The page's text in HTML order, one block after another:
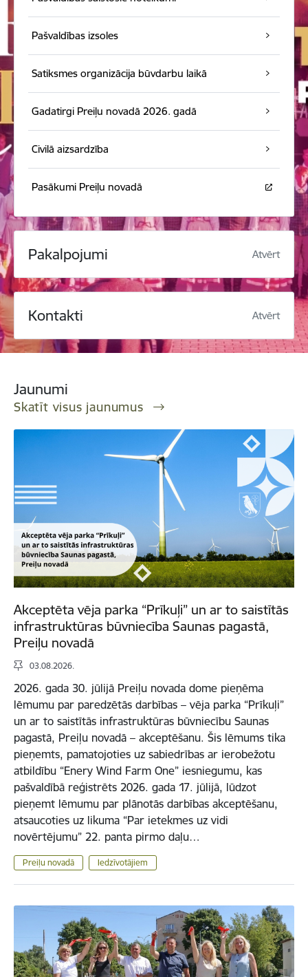
Pašvaldības izsoles
Satiksmes organizācija būvdarbu laikā
Gadatirgi Preiļu novadā 2026. gadā
Civilā aizsardzība
Pasākumi Preiļu novadā
Pakalpojumi Atvērt
Kontakti Atvērt
Jaunumi
Skatīt visus jaunumus
Akceptēta vēja parka “Prīkuļi” un ar to saistītās
infrastruktūras būvniecība Saunas pagastā,
Preiļu novadā
03.08.2026.
2026. gada 30. jūlijā Preiļu novada dome pieņēma
lēmumu par paredzētās darbības – vēja parka “Prīkuļi”
un ar to saistītās infrastruktūras būvniecību Saunas
pagastā, Preiļu novadā – akceptēšanu. Šis lēmums tika
pieņemts, pamatojoties uz sabiedrības ar ierobežotu
atbildību “Enery Wind Farm One” iesniegumu, kas
pašvaldībā reģistrēts 2026. gada 17. jūlijā, lūdzot
pieņemt lēmumu par plānotās darbības akceptēšanu,
atsaucoties uz likuma “Par ietekmes uz vidi
novērtējumu” 22. panta pirmo daļu…
Preiļu novadā Iedzīvotājiem